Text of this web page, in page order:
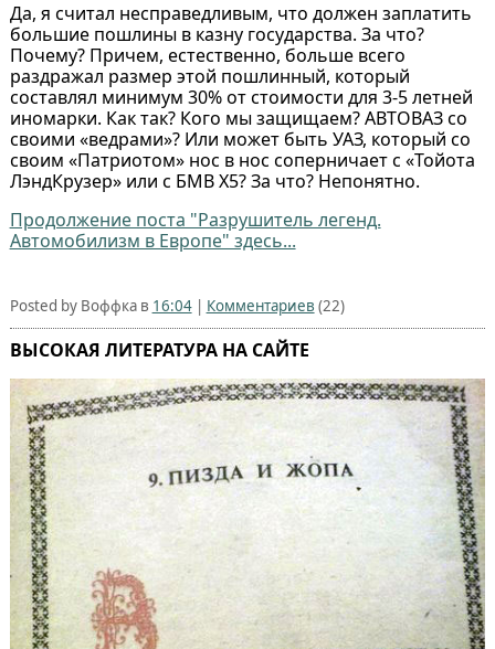
Да, я считал несправедливым, что должен заплатить
большие пошлины в казну государства. За что?
Почему? Причем, естественно, больше всего
раздражал размер этой пошлинный, который
составлял минимум 30% от стоимости для 3-5 летней
иномарки. Как так? Кого мы защищаем? АВТОВАЗ со
своими «ведрами»? Или может быть УАЗ, который со
своим «Патриотом» нос в нос соперничает с «Тойота
ЛэндКрузер» или с БМВ Х5? За что? Непонятно.
Продолжение поста "Разрушитель легенд.
Автомобилизм в Европе" здесь...
Posted by Воффка в 16:04| Комментариев (22)
ВЫСОКАЯ ЛИТЕРАТУРА НА САЙТЕ